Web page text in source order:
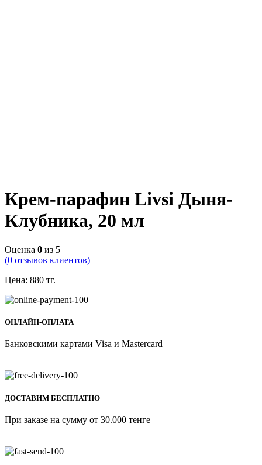
Крем-парафин Livsi Дыня-
Клубника, 20 мл
Оценка 0 из 5
(0 отзывов клиентов)
Цена: 880 тг.
ОНЛАЙН-ОПЛАТА
Банковскими картами Visa и Mastercard
ДОСТАВИМ БЕСПЛАТНО
При заказе на сумму от 30.000 тенге